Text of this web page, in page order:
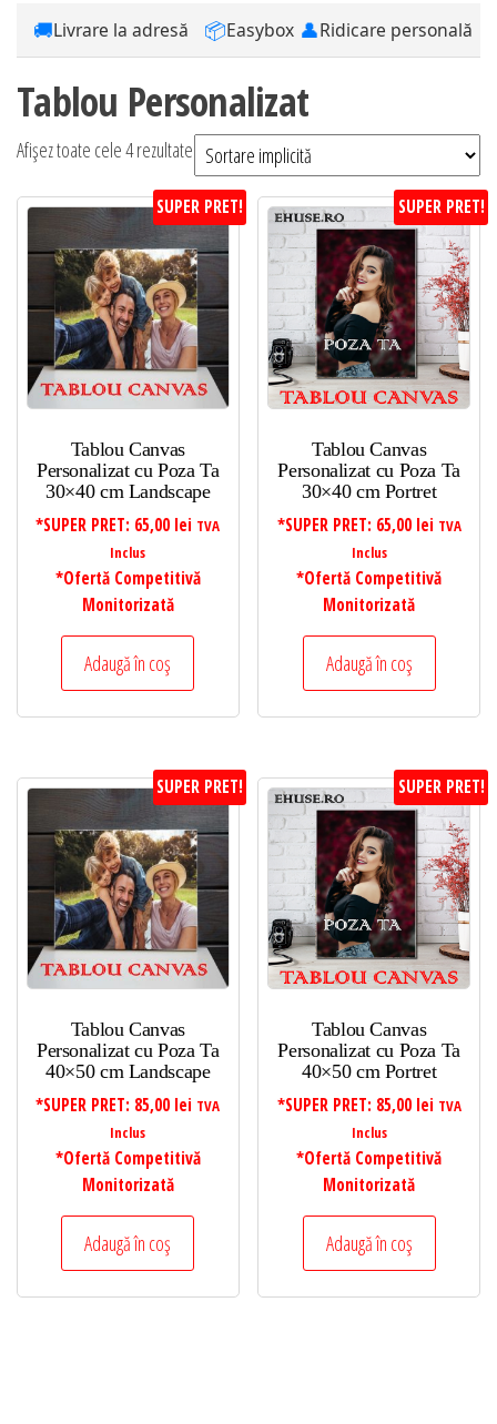
🚚Livrare la adresă 📦Easybox 👤Ridicare personală
Tablou Personalizat
Afișez toate cele 4 rezultate
SUPER PRET!
Tablou Canvas
Personalizat cu Poza Ta
30×40 cm Landscape
*SUPER PRET: 65,00 lei TVA
Inclus
*Ofertă Competitivă
Monitorizată
Adaugă în coș
SUPER PRET!
Tablou Canvas
Personalizat cu Poza Ta
30×40 cm Portret
*SUPER PRET: 65,00 lei TVA
Inclus
*Ofertă Competitivă
Monitorizată
Adaugă în coș
SUPER PRET!
Tablou Canvas
Personalizat cu Poza Ta
40×50 cm Landscape
*SUPER PRET: 85,00 lei TVA
Inclus
*Ofertă Competitivă
Monitorizată
Adaugă în coș
SUPER PRET!
Tablou Canvas
Personalizat cu Poza Ta
40×50 cm Portret
*SUPER PRET: 85,00 lei TVA
Inclus
*Ofertă Competitivă
Monitorizată
Adaugă în coș